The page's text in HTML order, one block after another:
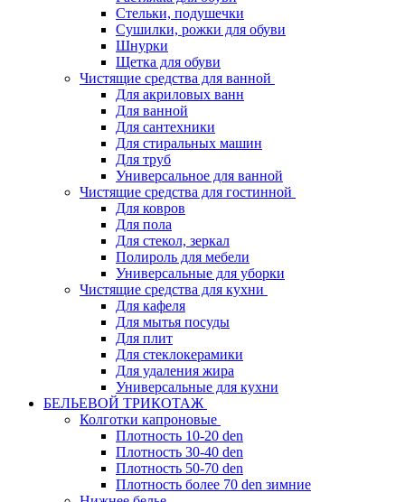
Стельки, подушечки
Сушилки, рожки для обуви
Шнурки
Щетка для обуви
Чистящие средства для ванной
Для акриловых ванн
Для ванной
Для сантехники
Для стиральных машин
Для труб
Универсальное для ванной
Чистящие средства для гостинной
Для ковров
Для пола
Для стекол, зеркал
Полироль для мебели
Универсальные для уборки
Чистящие средства для кухни
Для кафеля
Для мытья посуды
Для плит
Для стеклокерамики
Для удаления жира
Универсальные для кухни
БЕЛЬЕВОЙ ТРИКОТАЖ
Колготки капроновые
Плотность 10-20 den
Плотность 30-40 den
Плотность 50-70 den
Плотность более 70 den зимние